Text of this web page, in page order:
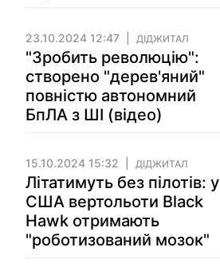
23.10.2024 12:47 ДІДЖИТАЛ
"Зробить революцію":
створено "дерев'яний"
повністю автономний
БпЛА з ШІ (відео)
15.10.2024 15:32 ДІДЖИТАЛ
Літатимуть без пілотів: у
США вертольоти Black
Hawk отримають
"роботизований мозок"